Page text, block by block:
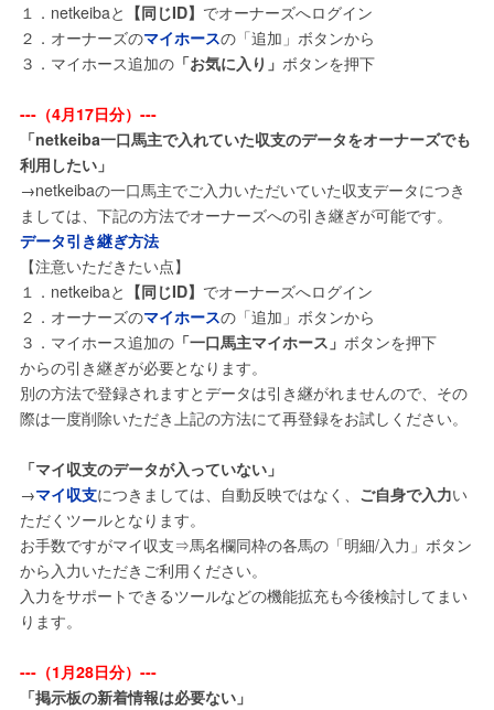
１．netkeibaと 【同じID】 でオーナーズへログイン
２．オーナーズのマイホースの「追加」ボタンから
３．マイホース追加の 「お気に入り」 ボタンを押下
---（4月17日分）---
「netkeiba一口馬主で入れていた収支のデータをオーナーズでも
利用したい」
→netkeibaの一口馬主でご入力いただいていた収支データにつき
ましては、下記の方法でオーナーズへの引き継ぎが可能です。
データ引き継ぎ方法
【注意いただきたい点】
１．netkeibaと 【同じID】 でオーナーズへログイン
２．オーナーズのマイホースの「追加」ボタンから
３．マイホース追加の 「一口馬主マイホース」 ボタンを押下
からの引き継ぎが必要となります。
別の方法で登録されますとデータは引き継がれませんので、その
際は一度削除いただき上記の方法にて再登録をお試しください。
「マイ収支のデータが入っていない」
→マイ収支につきましては、自動反映ではなく、 ご自身で入力い
ただくツールとなります。
お手数ですがマイ収支⇒馬名欄同枠の各馬の「明細/入力」ボタン
から入力いただきご利用ください。
入力をサポートできるツールなどの機能拡充も今後検討してまい
ります。
---（1月28日分）---
「掲示板の新着情報は必要ない」